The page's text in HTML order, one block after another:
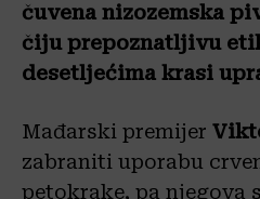
čuvena nizozemska
čiju prepoznatljivu
desetljećima krasi
Mađarski premijer
zabraniti uporabu
petokrake, pa njegova